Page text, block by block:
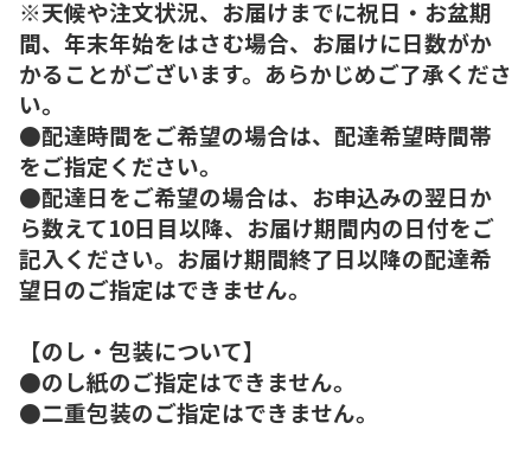
※天候や注文状況、お届けまでに祝日・お盆期
間、年末年始をはさむ場合、お届けに日数がか
かることがございます。あらかじめご了承くださ
い。
●配達時間をご希望の場合は、配達希望時間帯
をご指定ください。
●配達日をご希望の場合は、お申込みの翌日か
ら数えて10日目以降、お届け期間内の日付をご
記入ください。お届け期間終了日以降の配達希
望日のご指定はできません。
【のし・包装について】
●のし紙のご指定はできません。
●二重包装のご指定はできません。